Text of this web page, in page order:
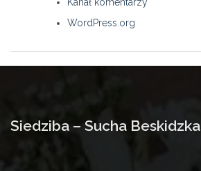
WordPress.org
Siedziba – Sucha Beskidzka